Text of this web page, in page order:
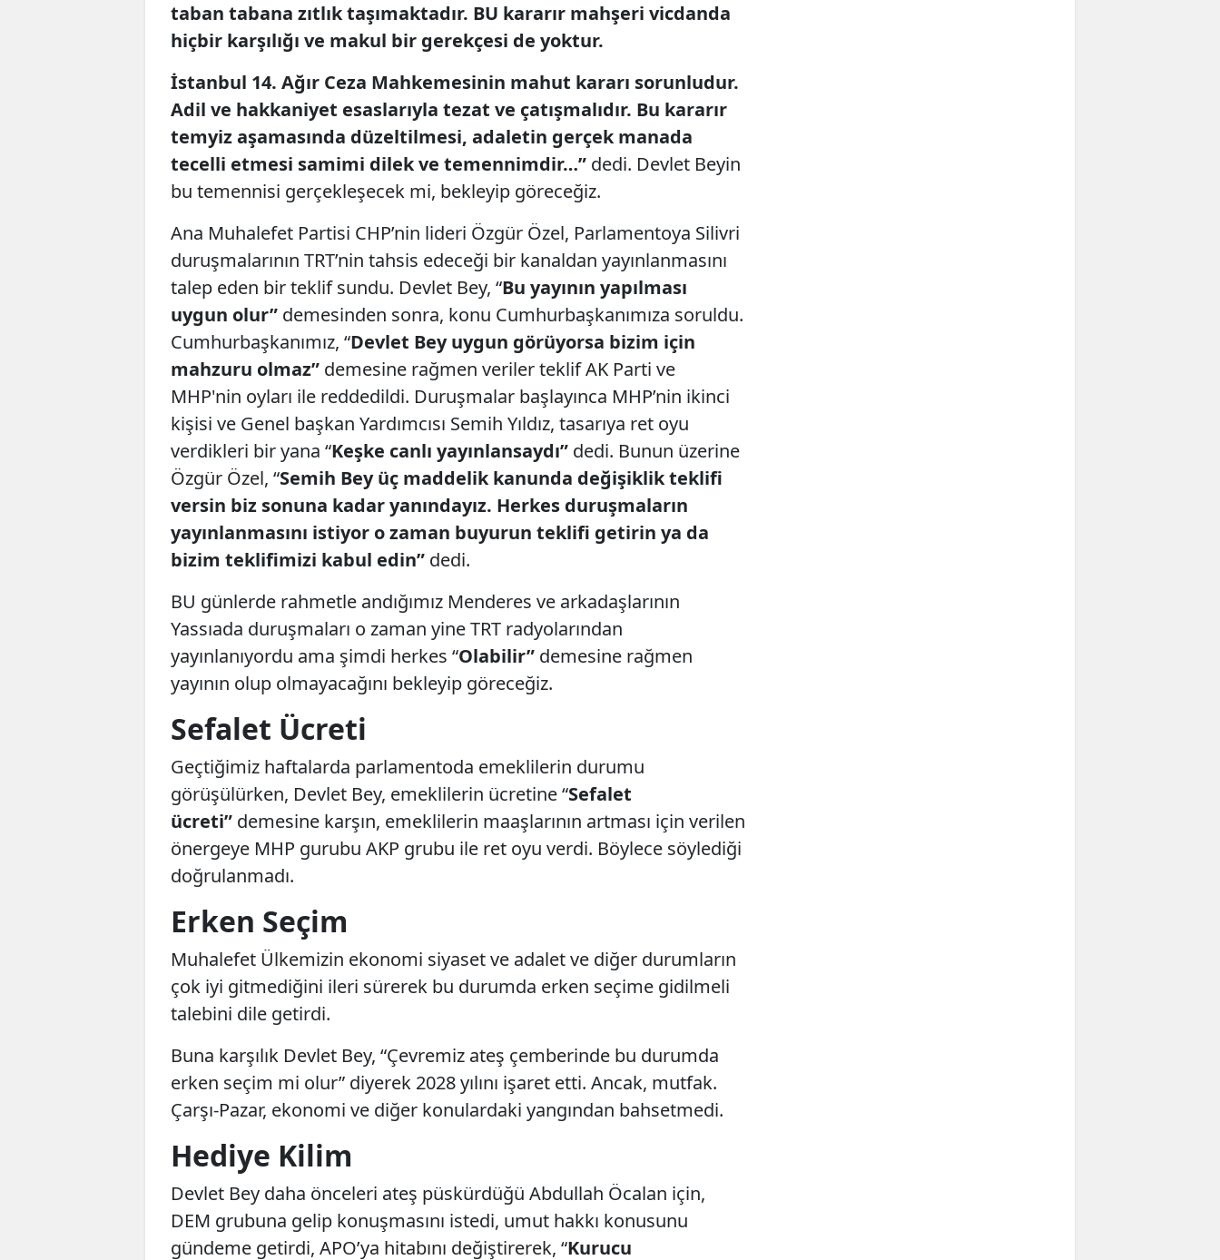
taban tabana zıtlık taşımaktadır. BU kararır mahşeri vicdanda
hiçbir karşılığı ve makul bir gerekçesi de yoktur.
İstanbul 14. Ağır Ceza Mahkemesinin mahut kararı sorunludur.
Adil ve hakkaniyet esaslarıyla tezat ve çatışmalıdır. Bu kararır
temyiz aşamasında düzeltilmesi, adaletin gerçek manada
tecelli etmesi samimi dilek ve temennimdir…” dedi. Devlet Beyin
bu temennisi gerçekleşecek mi, bekleyip göreceğiz.
Ana Muhalefet Partisi CHP’nin lideri Özgür Özel, Parlamentoya Silivri
duruşmalarının TRT’nin tahsis edeceği bir kanaldan yayınlanmasını
talep eden bir teklif sundu. Devlet Bey, “Bu yayının yapılması
uygun olur” demesinden sonra, konu Cumhurbaşkanımıza soruldu.
Cumhurbaşkanımız, “Devlet Bey uygun görüyorsa bizim için
mahzuru olmaz” demesine rağmen veriler teklif AK Parti ve
MHP'nin oyları ile reddedildi. Duruşmalar başlayınca MHP’nin ikinci
kişisi ve Genel başkan Yardımcısı Semih Yıldız, tasarıya ret oyu
verdikleri bir yana “Keşke canlı yayınlansaydı” dedi. Bunun üzerine
Özgür Özel, “Semih Bey üç maddelik kanunda değişiklik teklifi
versin biz sonuna kadar yanındayız. Herkes duruşmaların
yayınlanmasını istiyor o zaman buyurun teklifi getirin ya da
bizim teklifimizi kabul edin” dedi.
BU günlerde rahmetle andığımız Menderes ve arkadaşlarının
Yassıada duruşmaları o zaman yine TRT radyolarından
yayınlanıyordu ama şimdi herkes “Olabilir” demesine rağmen
yayının olup olmayacağını bekleyip göreceğiz.
Sefalet Ücreti
Geçtiğimiz haftalarda parlamentoda emeklilerin durumu
görüşülürken, Devlet Bey, emeklilerin ücretine “Sefalet
ücreti” demesine karşın, emeklilerin maaşlarının artması için verilen
önergeye MHP gurubu AKP grubu ile ret oyu verdi. Böylece söylediği
doğrulanmadı.
Erken Seçim
Muhalefet Ülkemizin ekonomi siyaset ve adalet ve diğer durumların
çok iyi gitmediğini ileri sürerek bu durumda erken seçime gidilmeli
talebini dile getirdi.
Buna karşılık Devlet Bey, “Çevremiz ateş çemberinde bu durumda
erken seçim mi olur” diyerek 2028 yılını işaret etti. Ancak, mutfak.
Çarşı-Pazar, ekonomi ve diğer konulardaki yangından bahsetmedi.
Hediye Kilim
Devlet Bey daha önceleri ateş püskürdüğü Abdullah Öcalan için,
DEM grubuna gelip konuşmasını istedi, umut hakkı konusunu
gündeme getirdi, APO’ya hitabını değiştirerek, “Kurucu